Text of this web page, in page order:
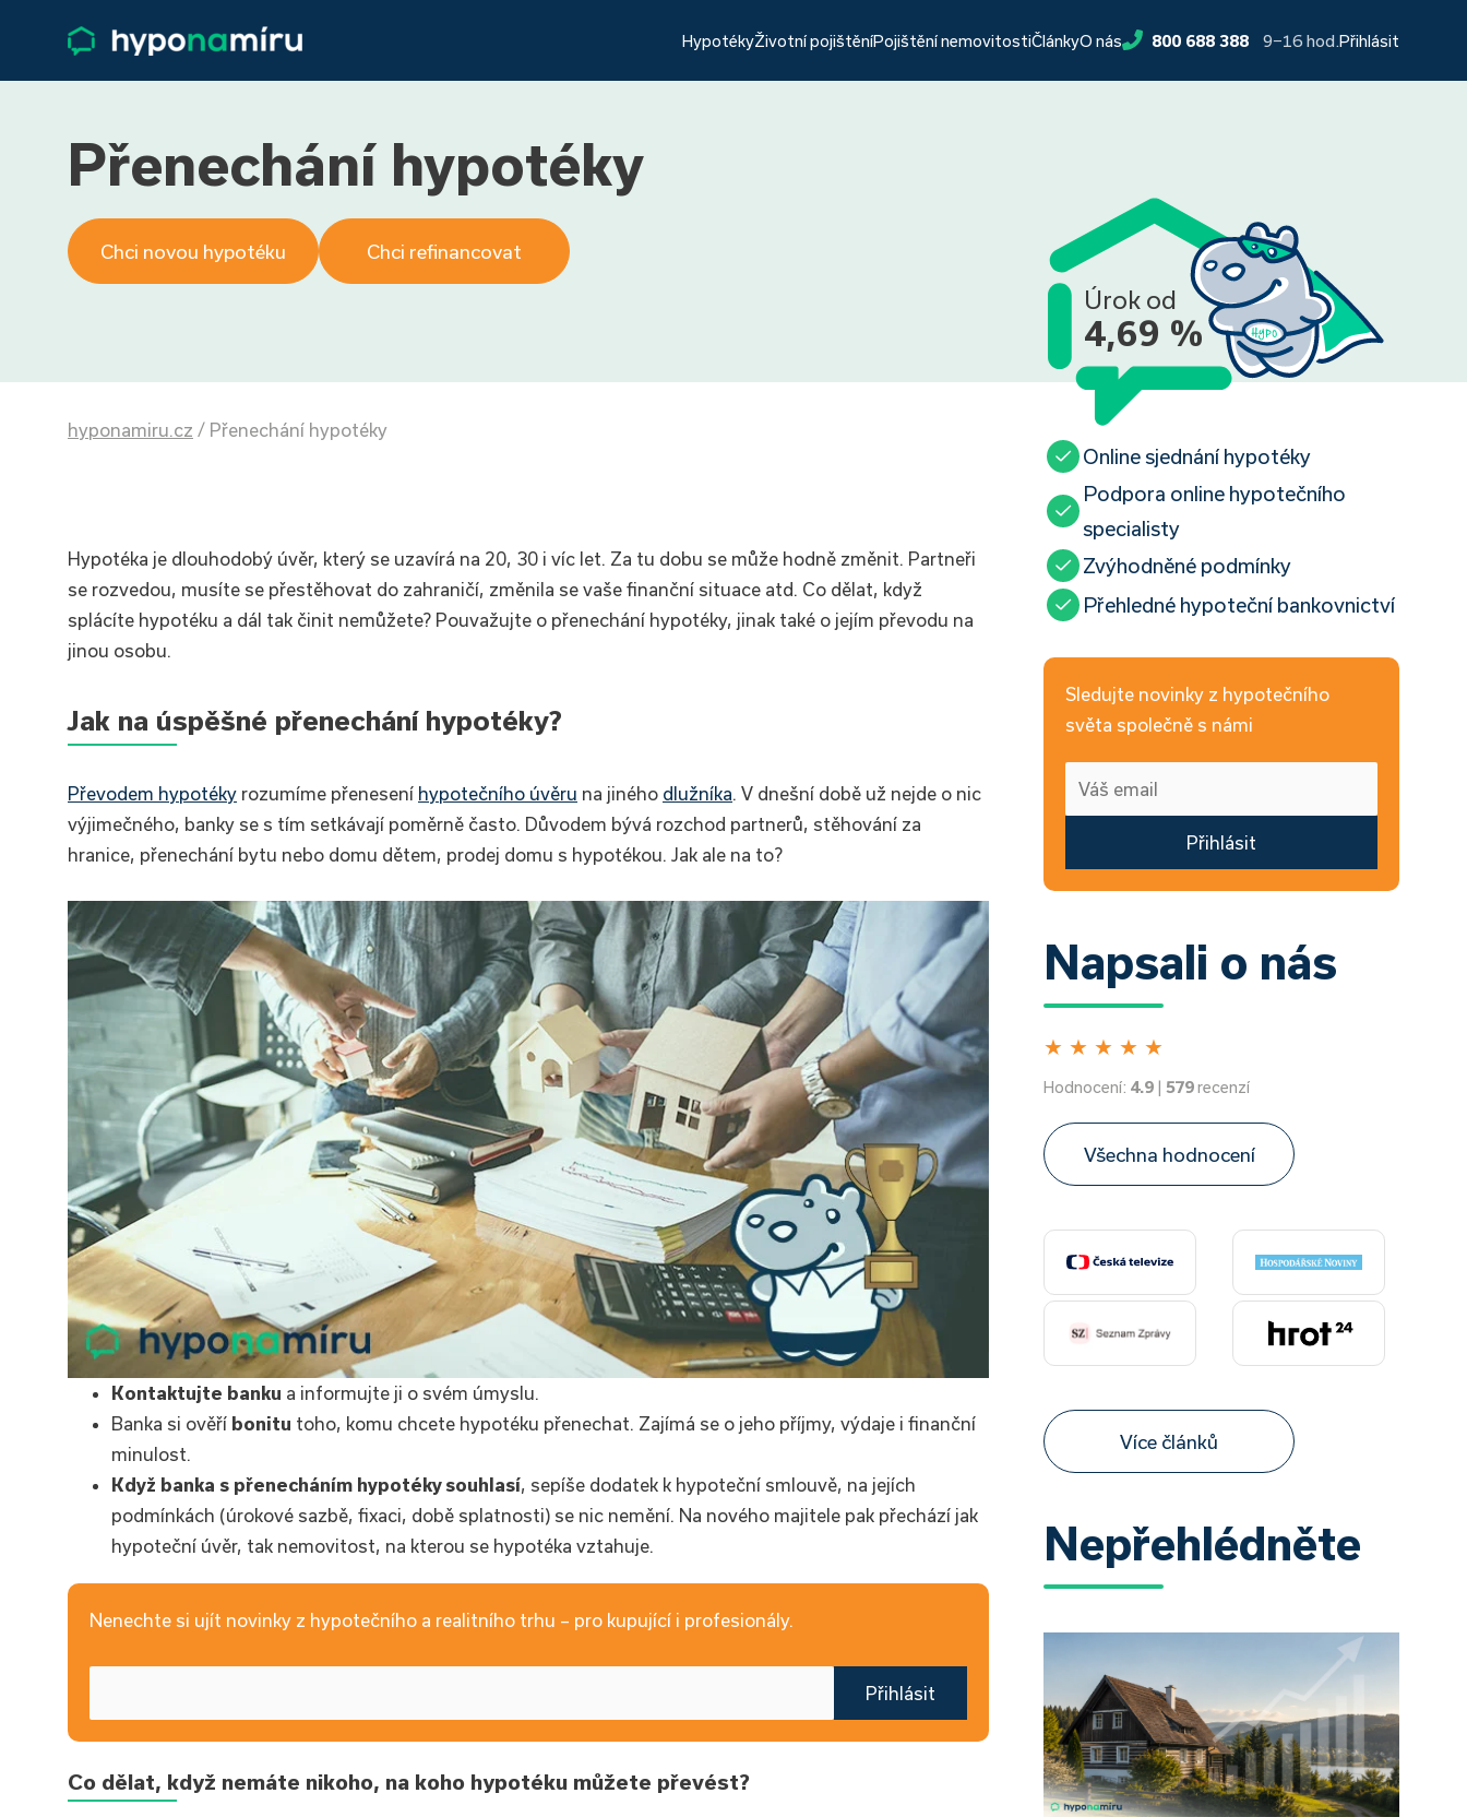
HypotékyŽivotní pojištěníPojištění nemovitostiČlánkyO nás 800 688 388 9−16 hod. Přihlásit
Přenechání hypotéky
Chci novou hypotéku Chci refinancovat
Úrok od
4,69 %
hyponamiru.cz / Přenechání hypotéky
Hypotéka je dlouhodobý úvěr, který se uzavírá na 20, 30 i víc let. Za tu dobu se může hodně změnit. Partneři
se rozvedou, musíte se přestěhovat do zahraničí, změnila se vaše finanční situace atd. Co dělat, když
splácíte hypotéku a dál tak činit nemůžete? Pouvažujte o přenechání hypotéky, jinak také o jejím převodu na
jinou osobu.
Jak na úspěšné přenechání hypotéky?
Převodem hypotéky rozumíme přenesení hypotečního úvěru na jiného dlužníka. V dnešní době už nejde o nic
výjimečného, banky se s tím setkávají poměrně často. Důvodem bývá rozchod partnerů, stěhování za
hranice, přenechání bytu nebo domu dětem, prodej domu s hypotékou. Jak ale na to?
Kontaktujte banku a informujte ji o svém úmyslu.
Banka si ověří bonitu toho, komu chcete hypotéku přenechat. Zajímá se o jeho příjmy, výdaje i finanční
minulost.
Když banka s přenecháním hypotéky souhlasí, sepíše dodatek k hypoteční smlouvě, na jejích
podmínkách (úrokové sazbě, fixaci, době splatnosti) se nic nemění. Na nového majitele pak přechází jak
hypoteční úvěr, tak nemovitost, na kterou se hypotéka vztahuje.
Nenechte si ujít novinky z hypotečního a realitního trhu – pro kupující i profesionály.
Přihlásit
Co dělat, když nemáte nikoho, na koho hypotéku můžete převést?
Online sjednání hypotéky
Podpora online hypotečního
specialisty
Zvýhodněné podmínky
Přehledné hypoteční bankovnictví
Sledujte novinky z hypotečního
světa společně s námi
Přihlásit
Napsali o nás
★ ★ ★ ★ ★
Hodnocení: 4.9 | 579recenzí
Všechna hodnocení
Více článků
Nepřehlédněte